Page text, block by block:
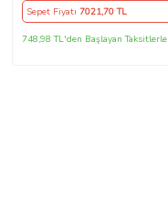
Sepet Fiyatı 7021,70 TL
748,98 TL'den Başlayan Taksitlerle